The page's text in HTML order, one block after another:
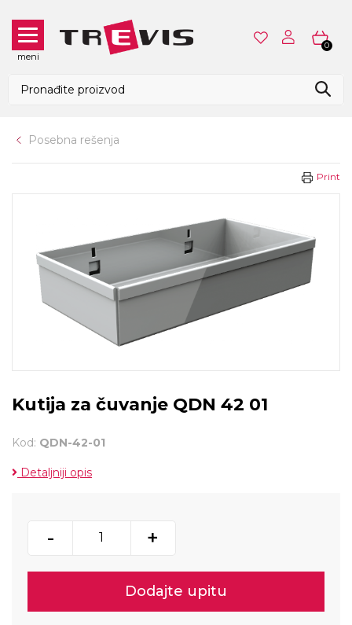
meni
0
Posebna rešenja
Print
Kutija za čuvanje QDN 42 01
Kod: QDN-42-01
Detaljniji opis
- +
Dodajte upitu